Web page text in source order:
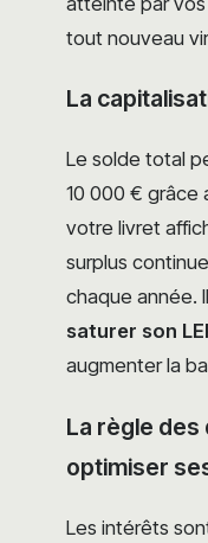
tout nouveau
La
Le solde total
10 000 € grâce
votre livret
surplus
chaque année.
saturer son
augmenter la
La règle des
optimiser
Les intérêts